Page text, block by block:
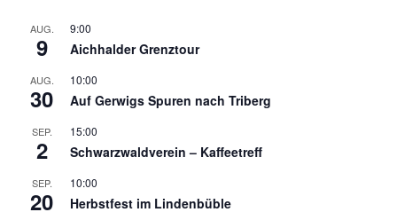
AUG.
9
9:00
Aichhalder Grenztour
AUG.
30
10:00
Auf Gerwigs Spuren nach Triberg
SEP.
2
15:00
Schwarzwaldverein – Kaffeetreff
SEP.
20
10:00
Herbstfest im Lindenbüble